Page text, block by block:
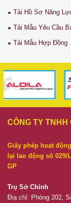
Tải Hồ Sơ Năng
Tải Mẫu Yêu Cầu
Tải Mẫu Hợp Đồng
CÔNG TY
Giấy phép hoạt
lại lao động số 029/
GP
Trụ Sở Chính
Điạ chỉ: Phòng 202,